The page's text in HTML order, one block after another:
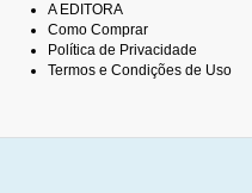
A EDITORA
Como Comprar
Política de Privacidade
Termos e Condições de Uso